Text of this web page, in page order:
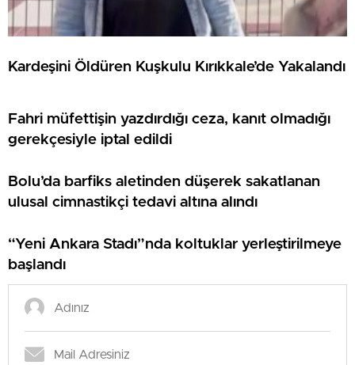
Kardeşini Öldüren Kuşkulu Kırıkkale’de Yakalandı
Fahri müfettişin yazdırdığı ceza, kanıt olmadığı
gerekçesiyle iptal edildi
Bolu’da barfiks aletinden düşerek sakatlanan
ulusal cimnastikçi tedavi altına alındı
“Yeni Ankara Stadı”nda koltuklar yerleştirilmeye
başlandı